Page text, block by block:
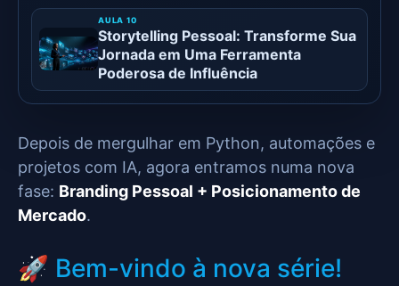
Storytelling Pessoal: Transforme Sua
Jornada em Uma Ferramenta
Poderosa de Influência
Depois de mergulhar em Python, automações e
projetos com IA, agora entramos numa nova
fase: Branding Pessoal + Posicionamento de
Mercado.
🚀 Bem-vindo à nova série!